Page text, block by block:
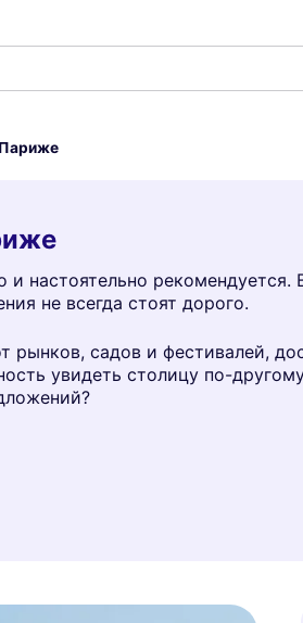
настоятельно рекомендуется.
не всегда стоят дорого.
садов и фестивалей,
увидеть столицу по-